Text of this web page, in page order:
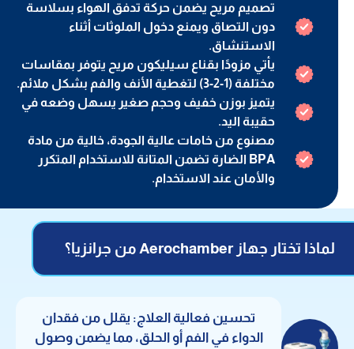
تصميم مريح يضمن حركة تدفق الهواء بسلاسة
دون التصاق ويمنع دخول الملوثات أثناء
الاستنشاق.
يأتي مزودًا بقناع سيليكون مريح يتوفر بمقاسات
مختلفة (1-2-3) لتغطية الأنف والفم بشكل ملائم.
يتميز بوزن خفيف وحجم صغير يسهل وضعه في
حقيبة اليد.
مصنوع من خامات عالية الجودة، خالية من مادة
BPA الضارة تضمن المتانة للاستخدام المتكرر
والأمان عند الاستخدام.
لماذا تختار جهاز Aerochamber من جرانزيا؟
تحسين فعالية العلاج: يقلل من فقدان
الدواء في الفم أو الحلق، مما يضمن وصول